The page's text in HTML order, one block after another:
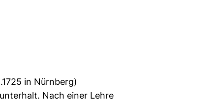
in Nürnberg)
Nach einer Lehre